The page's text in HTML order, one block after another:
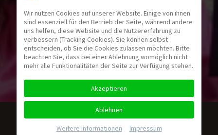
Wir nutzen Cookies auf unserer Website. Einige von ihnen
sind essenziell für den Betrieb der Seite, während andere
uns helfen, diese Website und die Nutzererfahrung zu
verbessern (Tracking Cookies). Sie können selbst
entscheiden, ob Sie die Cookies zulassen möchten. Bitte
beachten Sie, dass bei einer Ablehnung womöglich nicht
mehr alle Funktionalitäten der Seite zur Verfügung stehen.
Akzeptieren
Ablehnen
Weitere Informationen Impressum